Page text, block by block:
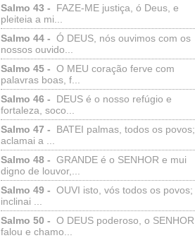
Salmo 43 -
FAZE-ME justiça, ó Deus, e
pleiteia a mi...
Salmo 44 - Ó DEUS, nós ouvimos com os
nossos ouvido...
Salmo 45 - O MEU coração ferve com
palavras boas, f...
Salmo 46 -
DEUS é o nosso refúgio e
fortaleza, soco...
Salmo 47 -
BATEI palmas, todos os povos;
aclamai a ...
Salmo 48 - GRANDE é o SENHOR e mui
digno de louvor,...
Salmo 49 - OUVI isto, vós todos os povos;
inclinai ...
Salmo 50 - O DEUS poderoso, o SENHOR,
falou e chamo...